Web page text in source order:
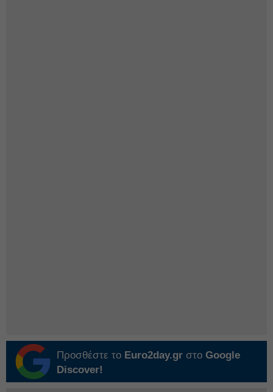
Προσθέστε το Euro2day.gr στο Google
Discover!